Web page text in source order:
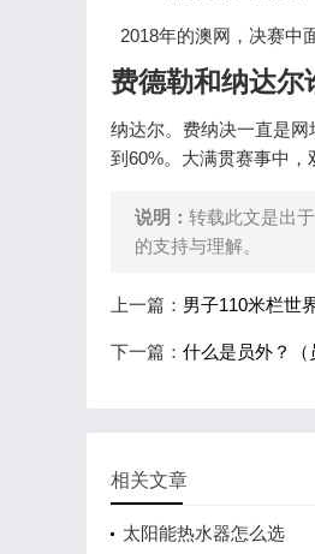
2018年的澳网，决赛中
费德勒和纳达尔
纳达尔。费纳决一直是
到60%。大满贯赛事中，
说明： 转载此文是出
的支持与理解。
上一篇： 男子110米栏世
下一篇： 什么是员外？（
相关文章
太阳能热水器怎么选